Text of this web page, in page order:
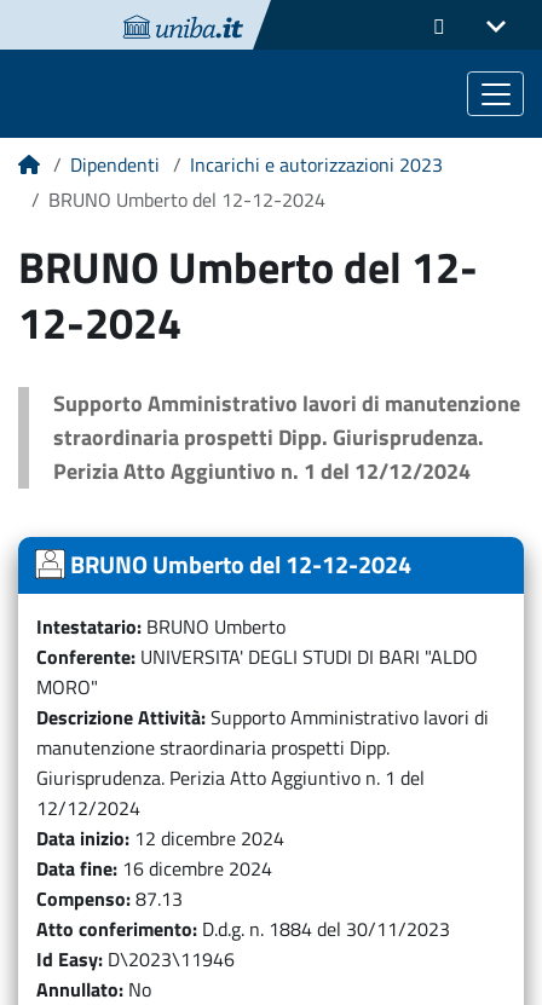
HomeDipendenti
Incarichi e autorizzazioni 2023
BRUNO Umberto del 12-12-2024
BRUNO Umberto del 12-
12-2024
Supporto Amministrativo lavori di manutenzione
straordinaria prospetti Dipp. Giurisprudenza.
Perizia Atto Aggiuntivo n. 1 del 12/12/2024
BRUNO Umberto del 12-12-2024
Intestatario BRUNO Umberto
Conferente UNIVERSITA' DEGLI STUDI DI BARI "ALDO
MORO"
Descrizione Attività Supporto Amministrativo lavori di
manutenzione straordinaria prospetti Dipp.
Giurisprudenza. Perizia Atto Aggiuntivo n. 1 del
12/12/2024
Data inizio 12 dicembre 2024
Data fine 16 dicembre 2024
Compenso 87.13
Atto conferimento D.d.g. n. 1884 del 30/11/2023
Id Easy D\2023\11946
Annullato No